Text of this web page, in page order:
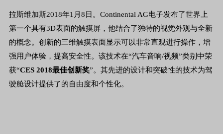
拉斯维加斯2018年1月8日。Continental AG电子发布了世界上
第一个具有3D表面的触摸屏，他结合了独特的视觉外观与全新
的概念。创新的三维触摸表面显示可以非常直观进行操作，增
强用户体验，提高安全性。该技术在“汽车音响/视频”类别中荣
获“CES 2018最佳创新奖”。其先进的设计和突破性的技术为驾
驶舱设计提供了的自由度和个性化。